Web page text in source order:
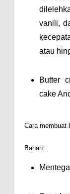
vanili,
atau
Butter
cake
Cara membuat
Bahan :